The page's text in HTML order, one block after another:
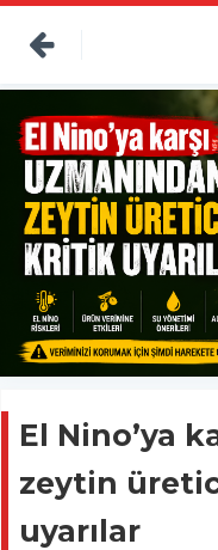
El Nino’ya
zeytin
uyarılar